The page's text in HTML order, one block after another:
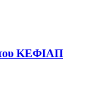
του ΚΕΦΙΑΠ